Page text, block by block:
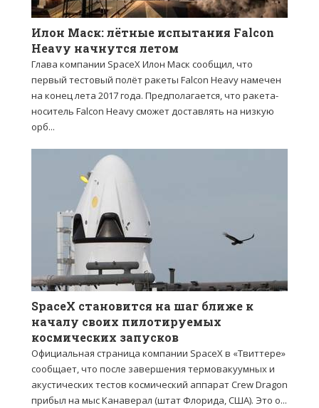
Илон Маск: лётные испытания Falcon
Heavy начнутся летом
Глава компании SpaceX Илон Маск сообщил, что
первый тестовый полёт ракеты Falcon Heavy намечен
на конец лета 2017 года. Предполагается, что ракета-
носитель Falcon Heavy сможет доставлять на низкую
орб...
SpaceX становится на шаг ближе к
началу своих пилотируемых
космических запусков
Официальная страница компании SpaceX в «Твиттере»
сообщает, что после завершения термовакуумных и
акустических тестов космический аппарат Crew Dragon
прибыл на мыс Канаверал (штат Флорида, США). Это о...